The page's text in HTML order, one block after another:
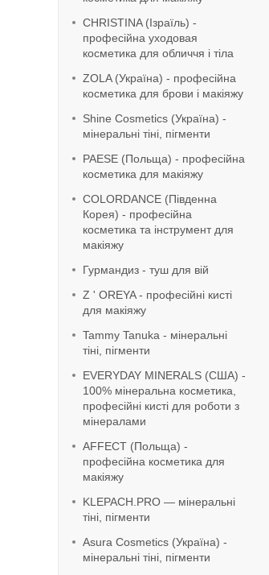
CHRISTINA (Ізраїль) -
професійна уходовая
косметика для обличчя і тіла
ZOLA (Україна) - професійна
косметика для брови і макіяжу
Shine Cosmetics (Україна) -
мінеральні тіні, пігменти
PAESE (Польща) - професійна
косметика для макіяжу
COLORDANCE (Південна
Корея) - професійна
косметика та інструмент для
макіяжу
Гурмандиз - туш для вій
Z ' OREYA - професійні кисті
для макіяжу
Tammy Tanuka - мінеральні
тіні, пігменти
EVERYDAY MINERALS (США) -
100% мінеральна косметика,
професійні кисті для роботи з
мінералами
AFFECT (Польща) -
професійна косметика для
макіяжу
KLEPACH.PRO — мінеральні
тіні, пігменти
Asura Cosmetics (Україна) -
мінеральні тіні, пігменти